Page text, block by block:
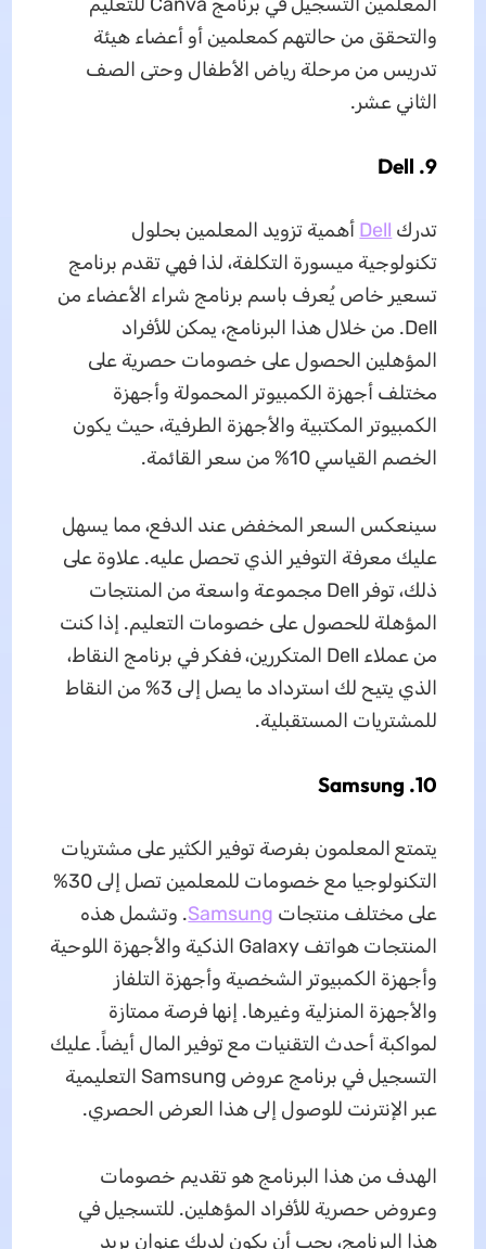
والتحقق من حالتهم كمعلمين أو أعضاء هيئة
تدريس من مرحلة رياض الأطفال وحتى الصف
الثاني عشر.
9. Dell
تدرك Dell أهمية تزويد المعلمين بحلول
تكنولوجية ميسورة التكلفة، لذا فهي تقدم برنامج
تسعير خاص يُعرف باسم برنامج شراء الأعضاء من
Dell. من خلال هذا البرنامج، يمكن للأفراد
المؤهلين الحصول على خصومات حصرية على
مختلف أجهزة الكمبيوتر المحمولة وأجهزة
الكمبيوتر المكتبية والأجهزة الطرفية، حيث يكون
الخصم القياسي 10% من سعر القائمة.
سينعكس السعر المخفض عند الدفع، مما يسهل
عليك معرفة التوفير الذي تحصل عليه. علاوة على
ذلك، توفر Dell مجموعة واسعة من المنتجات
المؤهلة للحصول على خصومات التعليم. إذا كنت
من عملاء Dell المتكررين، ففكر في برنامج النقاط،
الذي يتيح لك استرداد ما يصل إلى 3% من النقاط
للمشتريات المستقبلية.
10. Samsung
يتمتع المعلمون بفرصة توفير الكثير على مشتريات
التكنولوجيا مع خصومات للمعلمين تصل إلى 30%
على مختلف منتجات Samsung. وتشمل هذه
المنتجات هواتف Galaxy الذكية والأجهزة اللوحية
وأجهزة الكمبيوتر الشخصية وأجهزة التلفاز
والأجهزة المنزلية وغيرها. إنها فرصة ممتازة
لمواكبة أحدث التقنيات مع توفير المال أيضاً. عليك
التسجيل في برنامج عروض Samsung التعليمية
عبر الإنترنت للوصول إلى هذا العرض الحصري.
الهدف من هذا البرنامج هو تقديم خصومات
وعروض حصرية للأفراد المؤهلين. للتسجيل في
هذا البرنامج، يجب أن يكون لديك عنوان بريد